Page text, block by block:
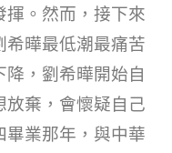
揮。然而，接下來
曄最低潮最痛苦
，劉希曄開始自
放棄，會懷疑自己
畢業那年，與中華